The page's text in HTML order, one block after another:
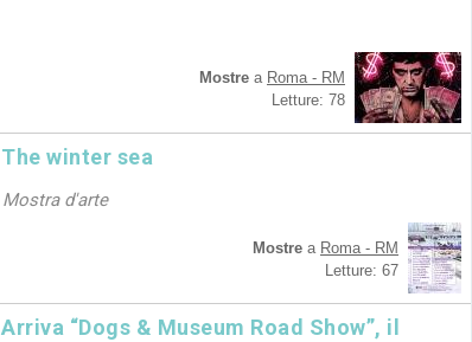
Mostre a Roma - RM
Letture: 78
The winter sea
Mostra d'arte
Mostre a Roma - RM
Letture: 67
Arriva “Dogs & Museum Road Show”, il